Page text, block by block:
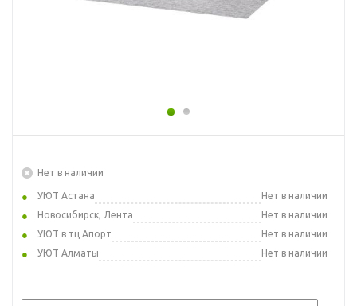
Нет в наличии
УЮТ Астана
Нет в наличии
Новосибирск, Лента
Нет в наличии
УЮТ в тц Апорт
Нет в наличии
УЮТ Алматы
Нет в наличии